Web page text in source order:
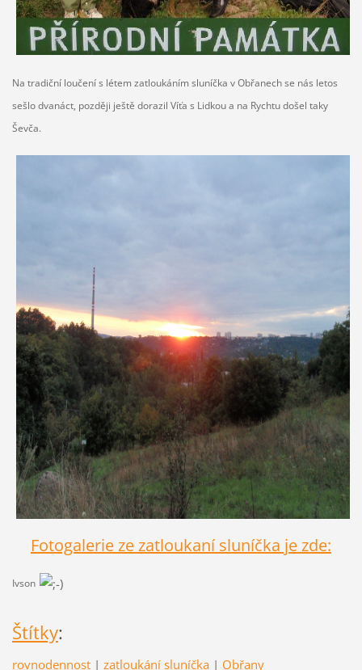
Na tradiční loučení s létem zatloukáním sluníčka v Obřanech se nás letos
sešlo dvanáct, později ještě dorazil Víťa s Lidkou a na Rychtu došel taky
Ševča.
Fotogalerie ze zatloukaní sluníčka je zde:
Ivson
Štítky:
rovnodennost | zatloukání sluníčka | Obřany